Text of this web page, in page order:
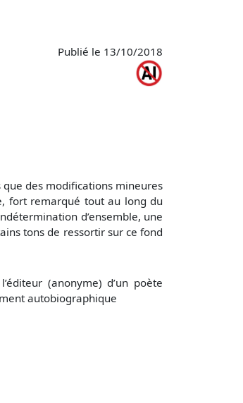
Publié le 13/10/2018
que des modifications mineures
fort remarqué tout au long du
d’ensemble, une
tons de ressortir sur ce fond
(anonyme) d’un poète
autobiographique